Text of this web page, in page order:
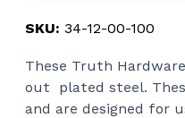
SKU: 34-12-00-100
These Truth
out plated steel.
and are designed for